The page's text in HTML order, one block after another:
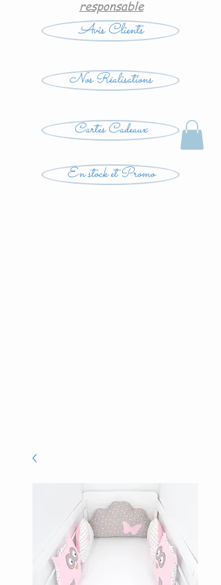
responsable
Avis Clients
Nos Réalisations
Cartes Cadeaux
En stock et Promo